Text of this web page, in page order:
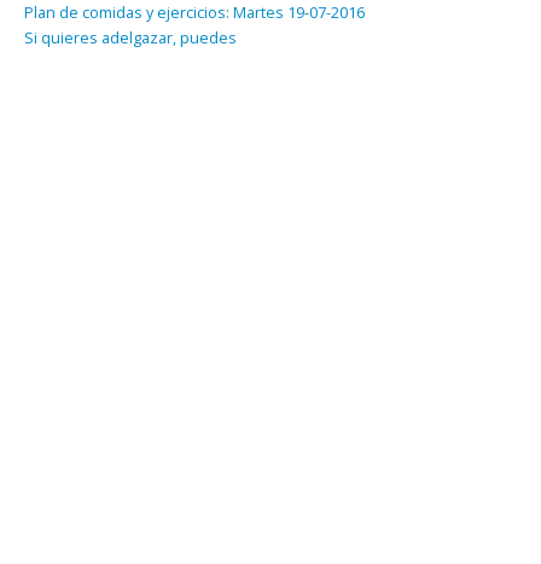
Plan de comidas y ejercicios: Martes 19-07-2016
Si quieres adelgazar, puedes